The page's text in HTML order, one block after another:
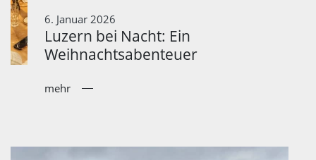
6. Januar 2026
Luzern bei Nacht: Ein
Weihnachtsabenteuer
mehr